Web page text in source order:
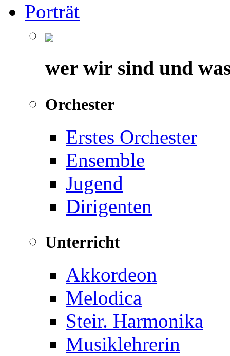
Porträt
wer wir sind und
Orchester
Erstes Orchester
Ensemble
Jugend
Dirigenten
Unterricht
Akkordeon
Melodica
Steir. Harmonika
Musiklehrerin